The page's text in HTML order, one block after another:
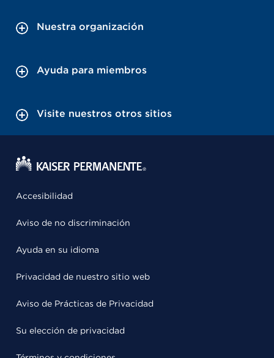
Nuestra organización
Ayuda para miembros
Visite nuestros otros sitios
Accesibilidad
Aviso de no discriminación
Ayuda en su idioma
Privacidad de nuestro sitio web
Aviso de Prácticas de Privacidad
Su elección de privacidad